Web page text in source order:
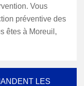
Vous
préventive des
êtes à Moreuil,
LES